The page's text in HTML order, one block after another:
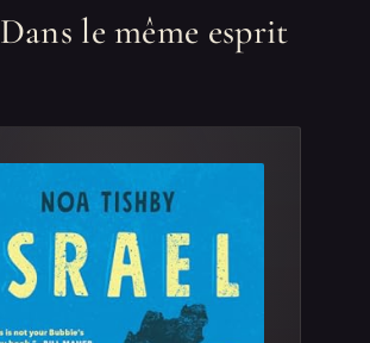
Dans le même esprit